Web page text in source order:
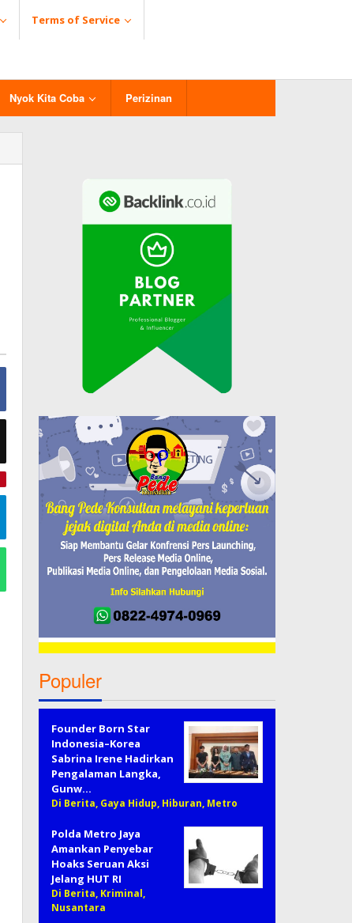
Terms of Service
Nyok Kita Coba Perizinan
Populer
Founder Born Star
Indonesia–Korea
Sabrina Irene Hadirkan
Pengalaman Langka,
Gunw…
Di Berita, Gaya Hidup, Hiburan, Metro
Polda Metro Jaya
Amankan Penyebar
Hoaks Seruan Aksi
Jelang HUT RI
Di Berita, Kriminal,
Nusantara